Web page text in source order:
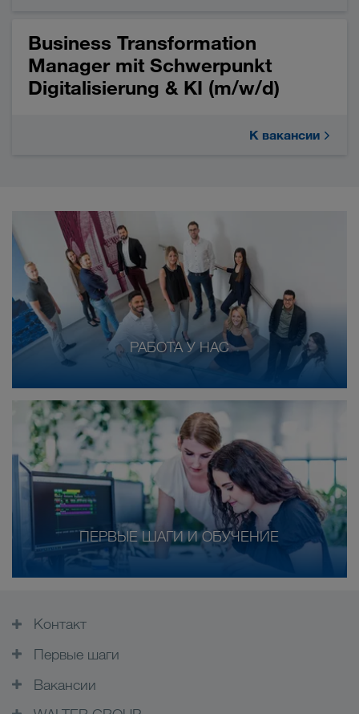
Business Transformation
Manager mit Schwerpunkt
Digitalisierung & KI (m/w/d)
К вакансии
РАБОТА У НАС
ПЕРВЫЕ ШАГИ И ОБУЧЕНИЕ
Контакт
Первые шаги
Вакансии